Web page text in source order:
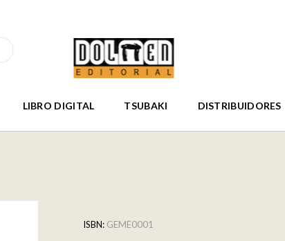
LIBRO DIGITAL TSUBAKI DISTRIBUIDORES
ISBN: GEME0001